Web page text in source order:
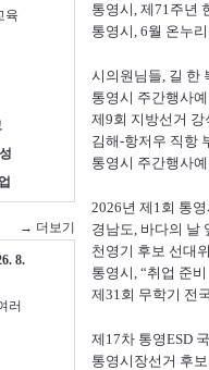
육
→ 더보기
8.
러
통영시, 제71주년
통영시, 6월 온누
시의원님들, 길 한
통영시 주간행사
제9회 지방선거
김해-항저우 직항
통영시 주간행사
2026년 제1회 통
경남도, 바다의 날
천영기 후보 선대
통영시, “취업 준
제31회 무학기 전
제17차 통영ESD
통영시장선거 후